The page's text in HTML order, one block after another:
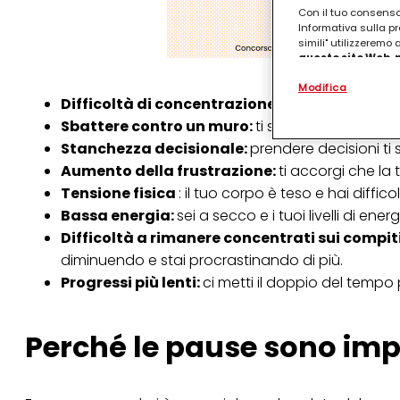
Difficoltà di concentrazione:
la
Sbattere contro un muro:ti senti bloccato su
Stanchezza decisionale:prendere decisioni ti
Aumento della frustrazione:ti accorgi che la
Tensione fisica : il tuo corpo è teso e hai
Bassa energia:sei a secco e i tuoi livelli di
Difficoltà a rimanere concentrati sui
diminuendo e stai procrastinando di più.
Progressi più lenti:ci metti il doppio del
Perché le pause sono
Con il tuo
Informativa sulla
simili" utilizzeremo
questo sito
.
(rispettivamente
terzi, conservare
identificati) su
misurare e
Puoi trovare
collegata nel piè di
qualsiasi momento
collegata nel piè di
periodo di
"modifica" di seguito".
tuoi dati personali
necessari per
Modifica